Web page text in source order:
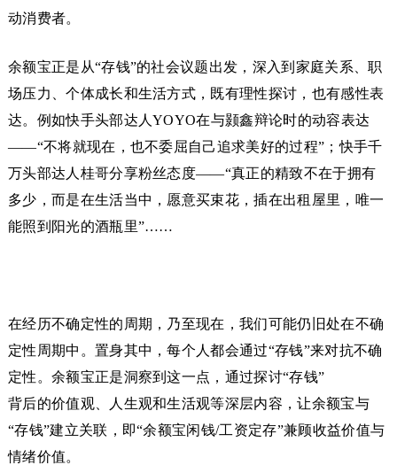
动消费者。
余额宝正是从“存钱”的社会议题出发，深入到家庭关系、职
场压力、个体成长和生活方式，既有理性探讨，也有感性表
达。例如快手头部达人YOYO在与颢鑫辩论时的动容表达
——“不将就现在，也不委屈自己追求美好的过程”；快手千
万头部达人桂哥分享粉丝态度——“真正的精致不在于拥有
多少，而是在生活当中，愿意买束花，插在出租屋里，唯一
能照到阳光的酒瓶里”……
在经历不确定性的周期，乃至现在，我们可能仍旧处在不确
定性周期中。置身其中，每个人都会通过“存钱”来对抗不确
定性。余额宝正是洞察到这一点，通过探讨“存钱”
背后的价值观、人生观和生活观等深层内容，让余额宝与
“存钱”建立关联，即“余额宝闲钱/工资定存”兼顾收益价值与
情绪价值。